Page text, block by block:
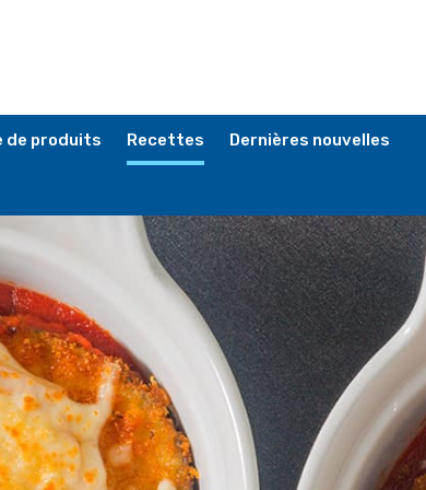
de produits Recettes Dernières nouvelles